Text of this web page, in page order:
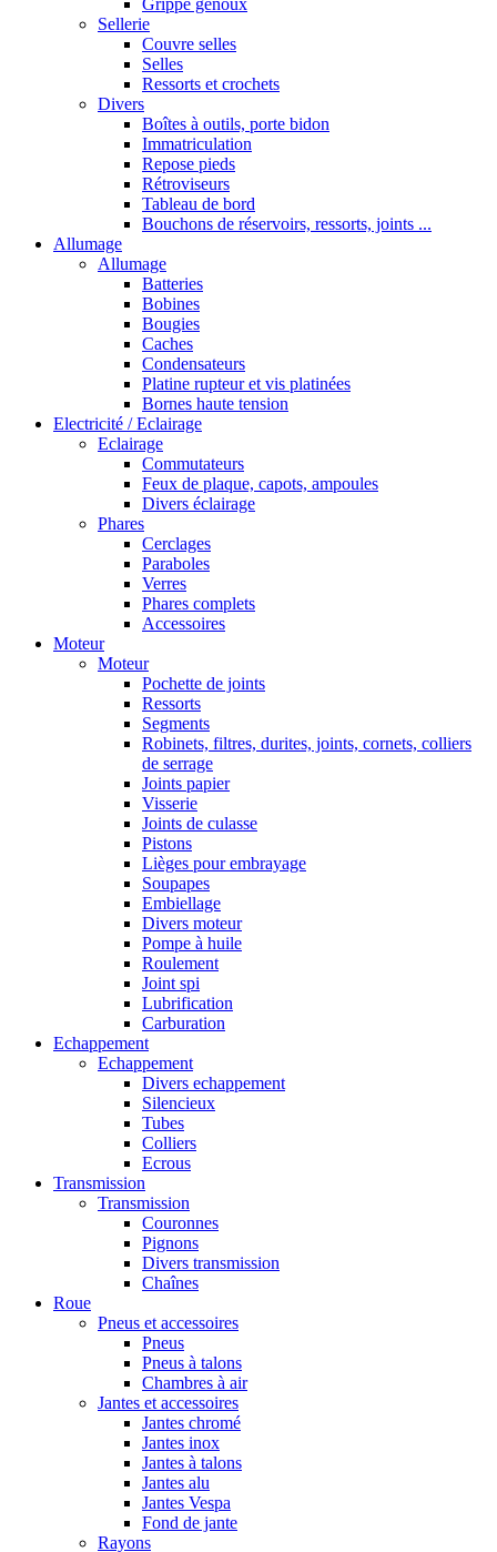
Grippe genoux
Sellerie
Couvre selles
Selles
Ressorts et crochets
Divers
Boîtes à outils, porte bidon
Immatriculation
Repose pieds
Rétroviseurs
Tableau de bord
Bouchons de réservoirs, ressorts, joints ...
Allumage
Allumage
Batteries
Bobines
Bougies
Caches
Condensateurs
Platine rupteur et vis platinées
Bornes haute tension
Electricité / Eclairage
Eclairage
Commutateurs
Feux de plaque, capots, ampoules
Divers éclairage
Phares
Cerclages
Paraboles
Verres
Phares complets
Accessoires
Moteur
Moteur
Pochette de joints
Ressorts
Segments
Robinets, filtres, durites, joints, cornets, colliers
de serrage
Joints papier
Visserie
Joints de culasse
Pistons
Lièges pour embrayage
Soupapes
Embiellage
Divers moteur
Pompe à huile
Roulement
Joint spi
Lubrification
Carburation
Echappement
Echappement
Divers echappement
Silencieux
Tubes
Colliers
Ecrous
Transmission
Transmission
Couronnes
Pignons
Divers transmission
Chaînes
Roue
Pneus et accessoires
Pneus
Pneus à talons
Chambres à air
Jantes et accessoires
Jantes chromé
Jantes inox
Jantes à talons
Jantes alu
Jantes Vespa
Fond de jante
Rayons